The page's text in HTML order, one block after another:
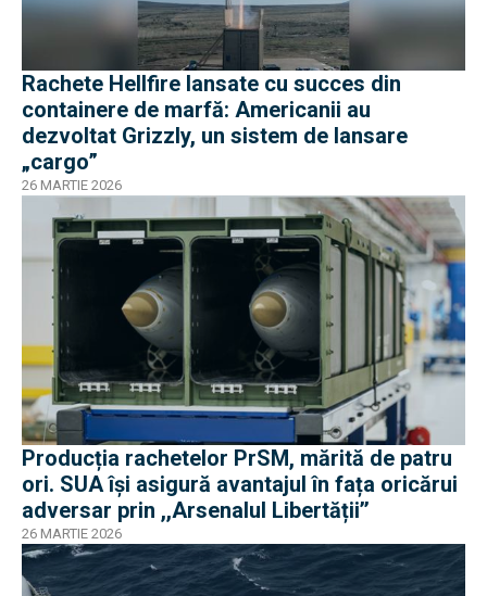
Rachete Hellfire lansate cu succes din
containere de marfă: Americanii au
dezvoltat Grizzly, un sistem de lansare
„cargo”
26 MARTIE 2026
Producția rachetelor PrSM, mărită de patru
ori. SUA își asigură avantajul în fața oricărui
adversar prin ,,Arsenalul Libertății’’
26 MARTIE 2026